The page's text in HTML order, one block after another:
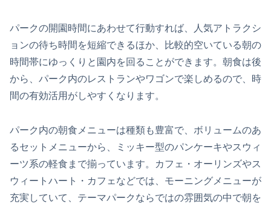
パークの開園時間にあわせて行動すれば、人気アトラクシ
ョンの待ち時間を短縮できるほか、比較的空いている朝の
時間帯にゆっくりと園内を回ることができます。朝食は後
から、パーク内のレストランやワゴンで楽しめるので、時
間の有効活用がしやすくなります。
パーク内の朝食メニューは種類も豊富で、ボリュームのあ
るセットメニューから、ミッキー型のパンケーキやスウィ
ーツ系の軽食まで揃っています。カフェ・オーリンズやス
ウィートハート・カフェなどでは、モーニングメニューが
充実していて、テーマパークならではの雰囲気の中で朝を